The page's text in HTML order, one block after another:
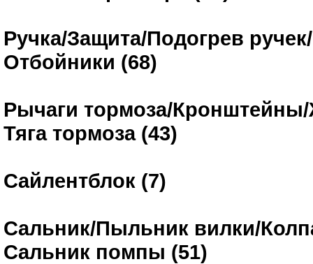
Ручка/Защита/Подогрев
Отбойники (68)
Рычаги тормоза/
Тяга тормоза (43)
Сайлентблок (7)
Сальник/Пыльник вилки/
Сальник помпы (51)